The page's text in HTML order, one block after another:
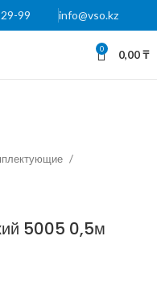
99 info@vso.kz
0 0,00₸
5005 0,5м